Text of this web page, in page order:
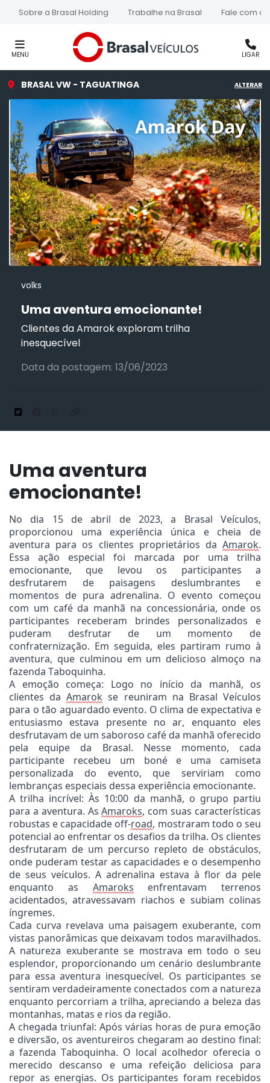
Sobre a Brasal Holding Trabalhe na Brasal Fale com a
MENU LIGAR
BRASAL VW - TAGUATINGA ALTERAR
volks
Uma aventura emocionante!
Clientes da Amarok exploram trilha
inesquecível
Data da postagem: 13/06/2023
Uma aventura
emocionante!
No dia 15 de abril de 2023, a Brasal Veículos,
proporcionou uma experiência única e cheia de
aventura para os clientes proprietários da Amarok.
Essa ação especial foi marcada por uma trilha
emocionante, que levou os participantes a
desfrutarem de paisagens deslumbrantes e
momentos de pura adrenalina. O evento começou
com um café da manhã na concessionária, onde os
participantes receberam brindes personalizados e
puderam desfrutar de um momento de
confraternização. Em seguida, eles partiram rumo à
aventura, que culminou em um delicioso almoço na
fazenda Taboquinha.
A emoção começa: Logo no início da manhã, os
clientes daAmarok se reuniram na Brasal Veículos
para o tão aguardado evento. O clima de expectativa e
entusiasmo estava presente no ar, enquanto eles
desfrutavam de um saboroso café da manhã oferecido
pela equipe da Brasal. Nesse momento, cada
participante recebeu um boné e uma camiseta
personalizada do evento, que serviriam como
lembranças especiais dessa experiência emocionante.
A trilha incrível: Às 10:00 da manhã, o grupo partiu
para a aventura. AsAmaroks, com suas características
robustas e capacidade off-road, mostraram todo o seu
potencial ao enfrentar os desafios da trilha. Os clientes
desfrutaram de um percurso repleto de obstáculos,
onde puderam testar as capacidades e o desempenho
de seus veículos. A adrenalina estava à flor da pele
enquanto as Amaroks enfrentavam terrenos
acidentados, atravessavam riachos e subiam colinas
íngremes.
Cada curva revelava uma paisagem exuberante, com
vistas panorâmicas que deixavam todos maravilhados.
A natureza exuberante se mostrava em todo o seu
esplendor, proporcionando um cenário deslumbrante
para essa aventura inesquecível. Os participantes se
sentiram verdadeiramente conectados com a natureza
enquanto percorriam a trilha, apreciando a beleza das
montanhas, matas e rios da região.
A chegada triunfal: Após várias horas de pura emoção
e diversão, os aventureiros chegaram ao destino final:
a fazenda Taboquinha. O local acolhedor oferecia o
merecido descanso e uma refeição deliciosa para
repor as energias. Os participantes foram recebidos